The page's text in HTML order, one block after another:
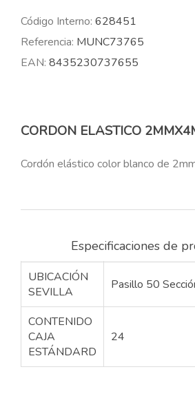
Código Interno: 628451
Referencia: MUNC73765
EAN: 8435230737655
CORDON ELASTICO
Cordón elástico color blanco de
Especificaciones de
UBICACIÓN
SEVILLA
Pasillo 50
CONTENIDO
CAJA
ESTÁNDARD
24